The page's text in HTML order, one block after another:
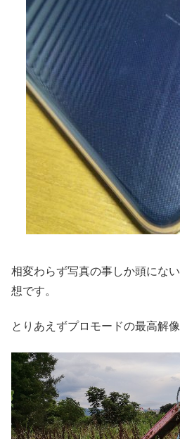
相変わらず写真の事しか頭にな
想です。
とりあえずプロモードの最高解